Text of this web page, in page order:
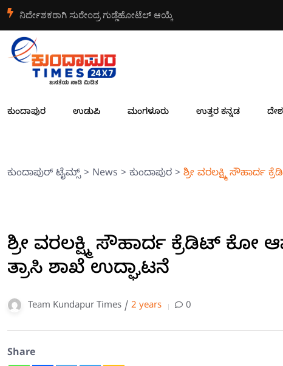
ನಿರ್ದೇಶಕರಾಗಿ ಸುರೇಂದ್ರ ಗುಡ್ಡೆಹೋಟೆಲ್ ಆಯ್ಕೆ
ಕುಂದಾಪುರ ಉಡುಪಿ ಮಂಗಳೂರು ಉತ್ತರ ಕನ್ನಡ
ಕುಂದಾಪುರ್ ಟೈಮ್ಸ್> News > ಕುಂದಾಪುರ > ಶ್ರೀ ವರಲಕ್ಷ್ಮಿ ಸೌಹಾರ್ದ
ಶ್ರೀ ವರಲಕ್ಷ್ಮಿ ಸೌಹಾರ್ದ ಕ್ರೆಡಿಟ್ ಕೋ
ತ್ರಾಸಿ ಶಾಖೆ ಉದ್ಘಾಟನೆ
Team Kundapur Times / 2 years 0
Share